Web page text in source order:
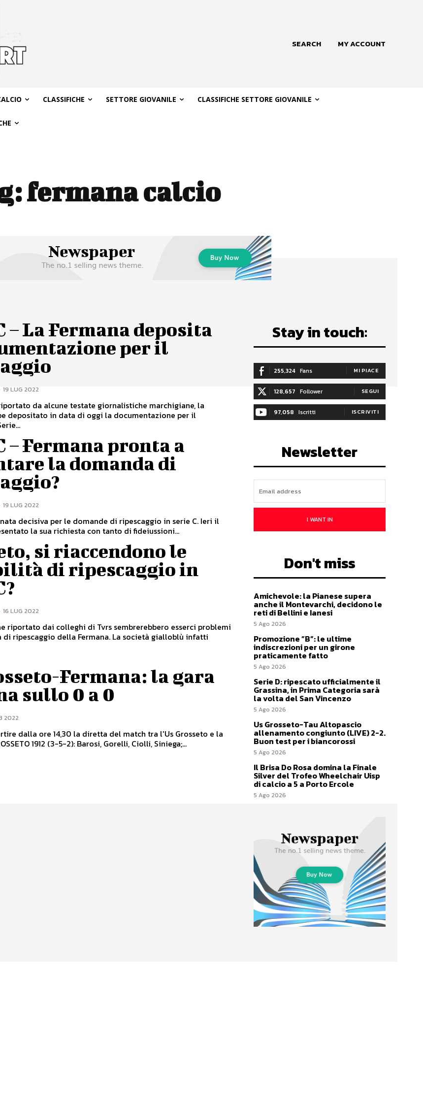
SEARCH MY ACCOUNT
CLASSIFICHE SETTORE GIOVANILE CLASSIFICHE SETTORE GIOVANILE
fermana calcio
– La Fermana deposita
per il
19 LUG 2022
da alcune testate giornalistiche marchigiane, la
depositato in data di oggi la documentazione per il
– Fermana pronta a
la domanda di
19 LUG 2022
decisiva per le domande di ripescaggio in serie C. Ieri il
la sua richiesta con tanto di fideiussioni...
si riaccendono le
di ripescaggio in
16 LUG 2022
riportato dai colleghi di Tvrs sembrerebbero esserci problemi
di ripescaggio della Fermana. La società gialloblù infatti
Fermana: la gara
sullo 0 a 0
2022
dalla ore 14,30 la diretta del match tra l'Us Grosseto e la
US GROSSETO 1912 (3-5-2): Barosi, Gorelli, Ciolli, Siniega;...
Stay in touch:
255,324 Fans MI PIACE
128,657 Follower SEGUI
97,058 Iscritti ISCRIVITI
Newsletter
I WANT IN
Don't miss
Amichevole: la Pianese supera
anche il Montevarchi, decidono le
reti di Bellini e Ianesi
5 Ago 2026
Promozione ”B”: le ultime
indiscrezioni per un girone
praticamente fatto
5 Ago 2026
Serie D: ripescato ufficialmente il
Grassina, in Prima Categoria sarà
la volta del San Vincenzo
5 Ago 2026
Us Grosseto-Tau Altopascio
allenamento congiunto (LIVE) 2-2.
Buon test per i biancorossi
5 Ago 2026
Il Brisa Do Rosa domina la Finale
Silver del Trofeo Wheelchair Uisp
di calcio a 5 a Porto Ercole
5 Ago 2026